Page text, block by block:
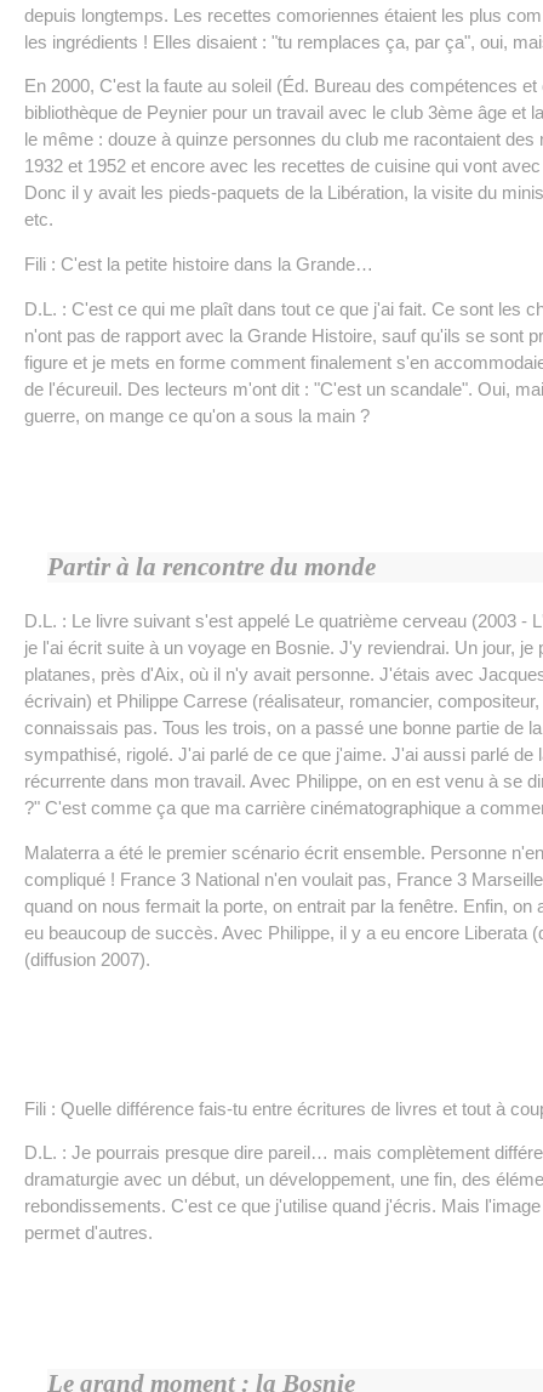
depuis longtemps. Les recettes comoriennes étaient les plus
les ingrédients ! Elles disaient : "tu remplaces ça, par ça", oui,
En 2000, C'est la faute au soleil (Éd. Bureau des compétences
bibliothèque de Peynier pour un travail avec le club 3ème âge et
le même : douze à quinze personnes du club me racontaient
1932 et 1952 et encore avec les recettes de cuisine qui vont
Donc il y avait les pieds-paquets de la Libération, la visite du
etc.
Fili : C'est la petite histoire dans la Grande…
D.L. : C'est ce qui me plaît dans tout ce que j'ai fait. Ce sont les
n'ont pas de rapport avec la Grande Histoire, sauf qu'ils se sont
figure et je mets en forme comment finalement s'en
de l'écureuil. Des lecteurs m'ont dit : "C'est un scandale". Oui,
guerre, on mange ce qu'on a sous la main ?
Partir à la rencontre du monde
D.L. : Le livre suivant s'est appelé Le quatrième cerveau (2003 -
je l'ai écrit suite à un voyage en Bosnie. J'y reviendrai. Un jour,
platanes, près d'Aix, où il n'y avait personne. J'étais avec
écrivain) et Philippe Carrese (réalisateur, romancier,
connaissais pas. Tous les trois, on a passé une bonne partie de
sympathisé, rigolé. J'ai parlé de ce que j'aime. J'ai aussi parlé de
récurrente dans mon travail. Avec Philippe, on en est venu à se
?" C'est comme ça que ma carrière cinématographique a
Malaterra a été le premier scénario écrit ensemble. Personne
compliqué ! France 3 National n'en voulait pas, France 3
quand on nous fermait la porte, on entrait par la fenêtre. Enfin,
eu beaucoup de succès. Avec Philippe, il y a eu encore Liberata
(diffusion 2007).
Fili : Quelle différence fais-tu entre écritures de livres et tout à
D.L. : Je pourrais presque dire pareil… mais complètement
dramaturgie avec un début, un développement, une fin, des
rebondissements. C'est ce que j'utilise quand j'écris. Mais
permet d'autres.
Le grand moment : la Bosnie